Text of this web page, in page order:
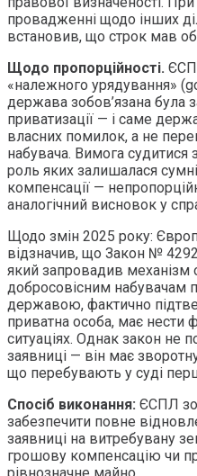
провадженні щодо інших
встановив, що строк мав
Щодо пропорційності.
«належного урядування»
держава зобов’язана була
приватизації — і саме
власних помилок, а не
набувача. Вимога судитися
роль яких залишалася
компенсації —
аналогічний висновок у
Щодо змін 2025 року:
відзначив, що Закон №
який запровадив механізм
добросовісним набувачам
державою, фактично
приватна особа, має нести
ситуаціях. Однак закон не
заявниці — він має
що перебувають у суді
Спосіб виконання: ЄСПЛ
забезпечити повне
заявниці на витребувану
грошову компенсацію чи